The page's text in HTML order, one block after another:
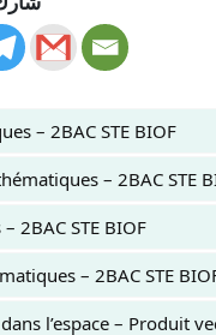
– 2BAC STE BIOF
– 2BAC STE
2BAC STE BIOF.
– 2BAC STE
l’espace – Produit